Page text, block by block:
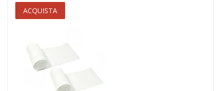
ACQUISTA